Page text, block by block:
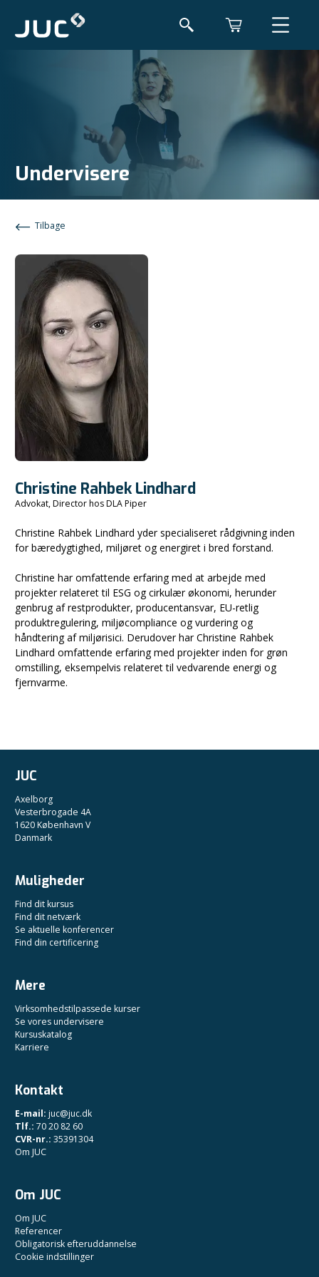
Undervisere
Tilbage
Christine Rahbek Lindhard
Advokat, Director hos DLA Piper
Christine Rahbek Lindhard yder specialiseret rådgivning inden
for bæredygtighed, miljøret og energiret i bred forstand.
Christine har omfattende erfaring med at arbejde med
projekter relateret til ESG og cirkulær økonomi, herunder
genbrug af restprodukter, producentansvar, EU-retlig
produktregulering, miljøcompliance og vurdering og
håndtering af miljørisici. Derudover har Christine Rahbek
Lindhard omfattende erfaring med projekter inden for grøn
omstilling, eksempelvis relateret til vedvarende energi og
fjernvarme.
JUC
Axelborg
Vesterbrogade 4A
1620 København V
Danmark
Muligheder
Find dit kursus
Find dit netværk
Se aktuelle konferencer
Find din certificering
Mere
Virksomhedstilpassede kurser
Se vores undervisere
Kursuskatalog
Karriere
Kontakt
E-mail: juc@juc.dk
Tlf.: 70 20 82 60
CVR-nr.: 35391304
Om JUC
Om JUC
Om JUC
Referencer
Obligatorisk efteruddannelse
Cookie indstillinger